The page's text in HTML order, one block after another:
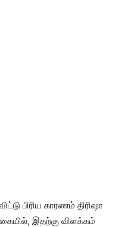
பிரிய காரணம் திரிஷா
இதற்கு விளக்கம்